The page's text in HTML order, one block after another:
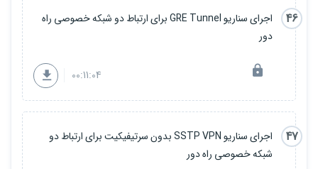
46
اجرای سناریو GRE Tunnel برای ارتباط دو شبکه خصوصی راه
دور
00:11:04
47
اجرای سناریو SSTP VPN بدون سرتیفیکیت برای ارتباط دو
شبکه خصوصی راه دور